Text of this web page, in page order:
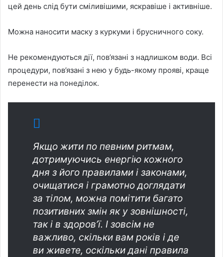
цей день слід бути сміливішими, яскравіше і активніше.
Можна наносити маску з куркуми і брусничного соку.
Не рекомендуються дії, пов’язані з надлишком води. Всі
процедури, пов’язані з нею у будь-якому прояві, краще
перенести на понеділок.
Якщо жити по певним ритмам,
дотримуючись енергію кожного
дня з його правилами і законами,
очищатися і грамотно доглядати
за тілом, можна помітити багато
позитивних змін як у зовнішності,
так і в здоров’ї. І зовсім не
важливо, скільки вам років і де
ви живете, оскільки дані правила